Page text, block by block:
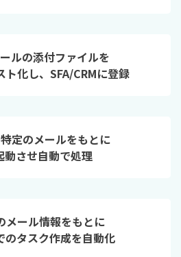
ルの添付ファイルを
ト化し、SFA/CRMに登録
定のメールをもとに
動させ自動で処理
ール情報をもとに
タスク作成を自動化